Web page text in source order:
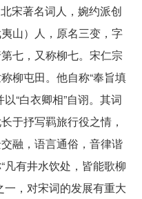
宋著名词人，婉约派创
山）人，原名三变，字
七，又称柳七。宋仁宗
柳屯田。他自称“奉旨填
“白衣卿相”自诩。其词
于抒写羁旅行役之情，
融，语言通俗，音律谐
凡有井水饮处，皆能歌柳
一，对宋词的发展有重大